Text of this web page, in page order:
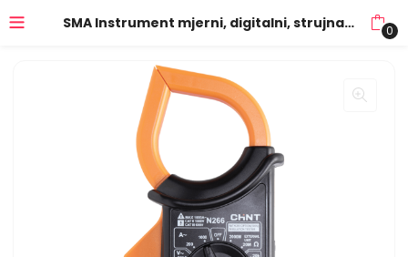
SMA Instrument mjerni, digitalni, strujna kliješta, AC – M 266AC 0